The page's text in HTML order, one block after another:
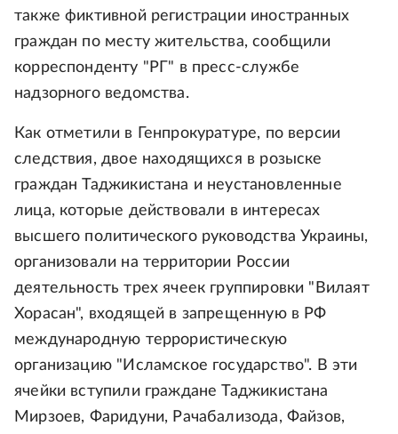
также фиктивной регистрации иностранных
граждан по месту жительства, сообщили
корреспонденту "РГ" в пресс-службе
надзорного ведомства.
Как отметили в Генпрокуратуре, по версии
следствия, двое находящихся в розыске
граждан Таджикистана и неустановленные
лица, которые действовали в интересах
высшего политического руководства Украины,
организовали на территории России
деятельность трех ячеек группировки "Вилаят
Хорасан", входящей в запрещенную в РФ
международную террористическую
организацию "Исламское государство". В эти
ячейки вступили граждане Таджикистана
Мирзоев, Фаридуни, Рачабализода, Файзов,